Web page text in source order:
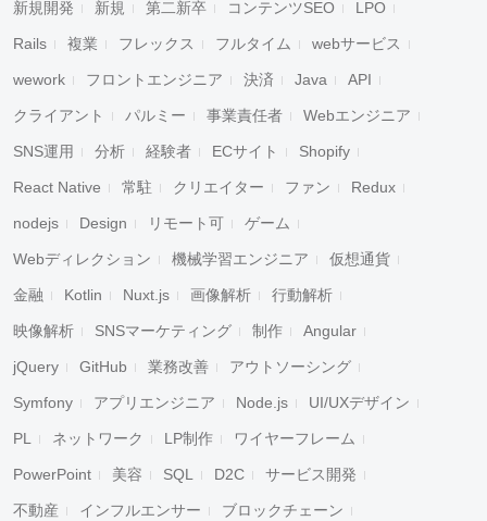
新規開発 新規 第二新卒 コンテンツSEO LPO
Rails 複業 フレックス フルタイム webサービス
wework フロントエンジニア 決済 Java API
クライアント パルミー 事業責任者 Webエンジニア
SNS運用 分析 経験者 ECサイト Shopify
React Native 常駐 クリエイター ファン Redux
nodejs Design リモート可 ゲーム
Webディレクション 機械学習エンジニア 仮想通貨
金融 Kotlin Nuxt.js 画像解析 行動解析
映像解析 SNSマーケティング 制作 Angular
jQuery GitHub 業務改善 アウトソーシング
Symfony アプリエンジニア Node.js UI/UXデザイン
PL ネットワーク LP制作 ワイヤーフレーム
PowerPoint 美容 SQL D2C サービス開発
不動産 インフルエンサー ブロックチェーン